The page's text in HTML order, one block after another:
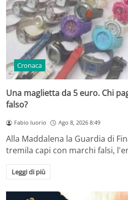
Cronaca
Una maglietta da 5 euro. Chi
falso?
Fabio Iuorio Ago 8, 2026 8:49
Alla Maddalena la Guardia di
tremila capi con marchi falsi,
Leggi di più